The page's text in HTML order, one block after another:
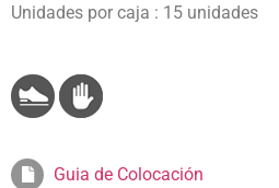
Unidades por caja : 15 unidades
Guia de Colocación